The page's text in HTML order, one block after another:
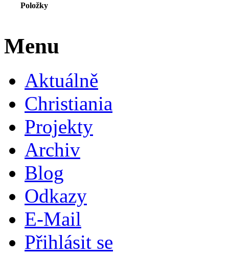
Položky
Menu
Aktuálně
Christiania
Projekty
Archiv
Blog
Odkazy
E-Mail
Přihlásit se